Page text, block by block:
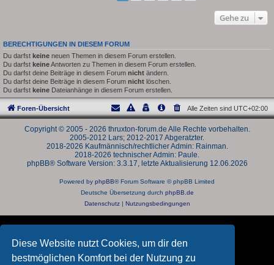
Diese Website nutzt Cookies, um dir den
bestmöglichen Komfort bei der Nutzung zu
Gehe zu
BERECHTIGUNGEN IN DIESEM FORUM
Du darfst keine neuen Themen in diesem Forum erstellen.
Du darfst keineAntworten zu Themen in diesem Forum erstellen.
Du darfst deine Beiträge in diesem Forum nicht ändern.
Du darfst deine Beiträge in diesem Forum nicht löschen.
Du darfst keine Dateianhänge in diesem Forum erstellen.
Foren-Übersicht Alle Zeiten sind UTC+02:00
Copyright © 2005 - 2026 thruxton-forum.de Alle Rechte vorbehalten.
2005-2012 Lars; 2012-2017 Abgeratzter.
2018-2026 Kaufmännisch/rechtlicher Admin: Rainman.
2018-2026 technischer Admin: Paule.
phpBB® Software Version: 3.3.17, letzte Aktualisierung 12.06.2026
Powered by phpBB® Forum Software © phpBB Limited
Deutsche Übersetzung durch phpBB.de
Datenschutz| Nutzungsbedingungen